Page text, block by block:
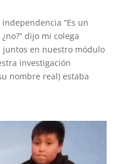
“Es un
dijo mi colega
juntos en nuestro módulo
investigación
nombre real) estaba